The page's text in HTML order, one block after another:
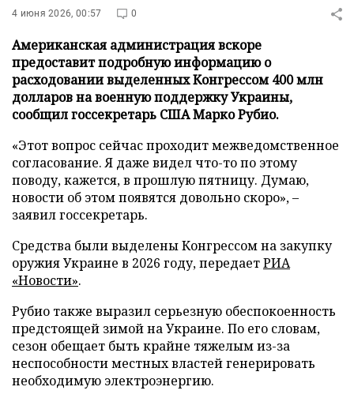
4 июня 2026, 00:57 0
Американская администрация вскоре
предоставит подробную информацию о
расходовании выделенных Конгрессом 400 млн
долларов на военную поддержку Украины,
сообщил госсекретарь США Марко Рубио.
«Этот вопрос сейчас проходит межведомственное
согласование. Я даже видел что-то по этому
поводу, кажется, в прошлую пятницу. Думаю,
новости об этом появятся довольно скоро», –
заявил госсекретарь.
Средства были выделены Конгрессом на закупку
оружия Украине в 2026 году, передаетРИА
«Новости».
Рубио также выразил серьезную обеспокоенность
предстоящей зимой на Украине. По его словам,
сезон обещает быть крайне тяжелым из-за
неспособности местных властей генерировать
необходимую электроэнергию.